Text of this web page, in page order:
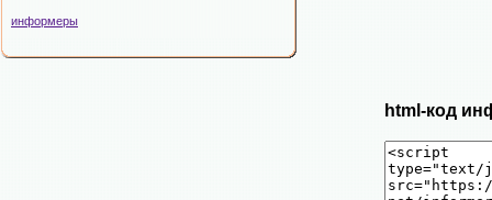
информеры
html-код